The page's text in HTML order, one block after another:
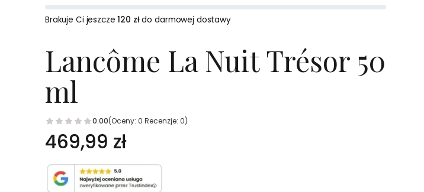
Brakuje Ci jeszcze120 złdo darmowej dostawy
Lancôme La Nuit Trésor 50
ml
0.00(Oceny: 0 Recenzje: 0)
Cena
469,99 zł